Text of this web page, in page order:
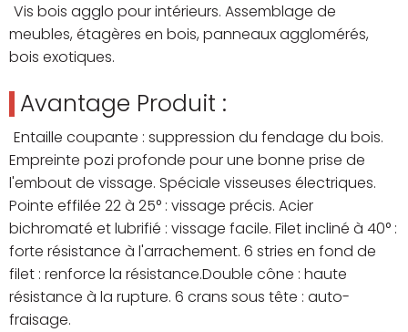
Vis bois agglo pour intérieurs. Assemblage de
meubles, étagères en bois, panneaux agglomérés,
bois exotiques.
Avantage Produit :
Entaille coupante : suppression du fendage du bois.
Empreinte pozi profonde pour une bonne prise de
l'embout de vissage. Spéciale visseuses électriques.
Pointe effilée 22 à 25° : vissage précis. Acier
bichromaté et lubrifié : vissage facile. Filet incliné à 40° :
forte résistance à l'arrachement. 6 stries en fond de
filet : renforce la résistance.Double cône : haute
résistance à la rupture. 6 crans sous tête : auto-
fraisage.